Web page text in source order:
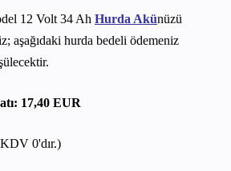
12 Volt 34 Ah Hurda Akünüzü
aşağıdaki hurda bedeli ödemeniz
17,40 EUR
0'dır.)